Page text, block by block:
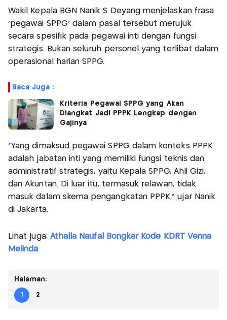
Wakil Kepala BGN Nanik S Deyang menjelaskan frasa
'pegawai SPPG' dalam pasal tersebut merujuk
secara spesifik pada pegawai inti dengan fungsi
strategis. Bukan seluruh personel yang terlibat dalam
operasional harian SPPG.
Baca Juga :
Kriteria Pegawai SPPG yang Akan
Diangkat Jadi PPPK Lengkap dengan
Gajinya
“Yang dimaksud pegawai SPPG dalam konteks PPPK
adalah jabatan inti yang memiliki fungsi teknis dan
administratif strategis, yaitu Kepala SPPG, Ahli Gizi,
dan Akuntan. Di luar itu, termasuk relawan, tidak
masuk dalam skema pengangkatan PPPK,” ujar Nanik
di Jakarta.
Lihat juga: Athalla Naufal Bongkar Kode KDRT Venna
Melinda
Halaman:
1 2